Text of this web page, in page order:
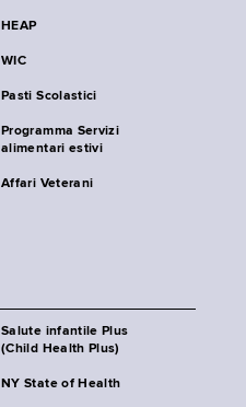
HEAP
WIC
Pasti Scolastici
Programma Servizi
alimentari estivi
Affari Veterani
Salute infantile Plus
(Child Health Plus)
NY State of Health